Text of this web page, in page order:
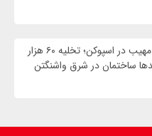
آتش‌سوزی‌های مهیب در اسپوکن؛ تخلیه ۶۰ هزار
ساختمان در شرق واشنگتن